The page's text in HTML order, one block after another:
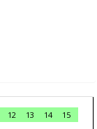
12 13 14
15